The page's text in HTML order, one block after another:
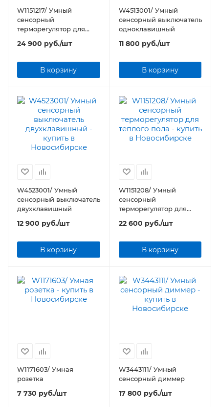
W1151217/ Умный
сенсорный
терморегулятор для
24 900 руб./шт
В корзину
W4513001/ Умный
сенсорный выключатель
одноклавишный
11 800 руб./шт
В корзину
W4523001/ Умный
сенсорный выключатель
двухклавишный
12 900 руб./шт
В корзину
W1151208/ Умный
сенсорный
терморегулятор для
теплого пола
22 600 руб./шт
В корзину
W1171603/ Умная
розетка
7 730 руб./шт
W3443111/ Умный
сенсорный диммер
17 800 руб./шт